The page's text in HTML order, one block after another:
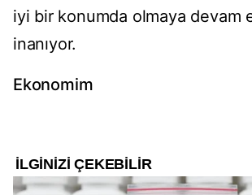
iyi bir konumda olmaya devam
inanıyor.
Ekonomim